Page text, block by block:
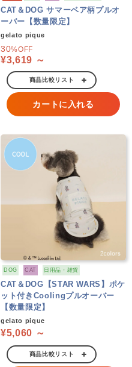
CAT＆DOG サマーベア柄プルオ
ーバー【数量限定】
gelato pique
30%OFF
¥3,619 ～
商品比較リスト
カートに入れる
DOG CAT 日用品・雑貨
CAT＆DOG【STAR WARS】ポケ
ット付きCoolingプルオーバー
【数量限定】
gelato pique
¥5,060 ～
商品比較リスト